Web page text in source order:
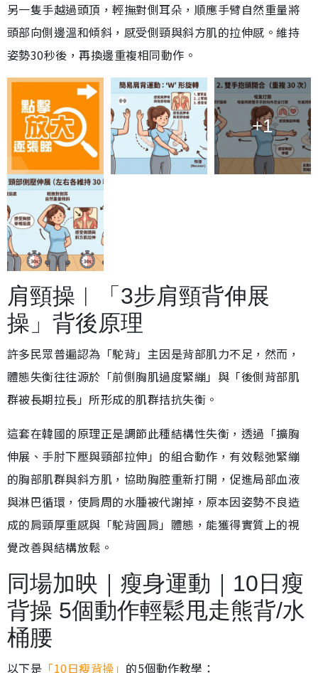
另一隻手越過頭頂，輕撫對側耳朵，順應手臂自然重量將
頭部向側邊溫和傾斜，感受側頸與斜方肌的拉伸感。維持
姿勢30秒後，再換邊重複相同動作。
+1
肩頸操︱「3步肩頸背伸展
操」背後原理
許多民眾普遍認為「駝背」主因是背部肌力不足，然而，
體態失衡往往源於「前側胸肌過度緊繃」與「後側背部肌
群被長期拉長」所形成的肌群拮抗失衡。
這套在韓國的原理正是調節此種結構性失衡，透過「擴胸
伸展、手肘下壓與頸部拉伸」的組合動作，有效鬆弛緊繃
的胸部肌群與斜方肌，協助胸腔重新打開，促進局部血液
與淋巴循環，使肩周的水腫被代謝掉，原本因姿勢不良造
成的肩頸厚重感與「駝背圓肩」體態，能獲得實質上的視
覺改善與結構放鬆。
同場加映｜瘦身運動｜10日瘦
背操 5個動作輕鬆甩走熊背/水
桶腰
以下是 「10日瘦背操」 的5個動作教學：